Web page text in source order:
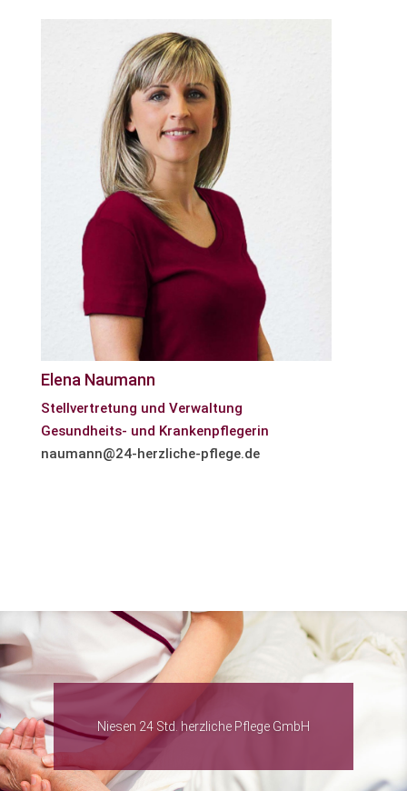
Elena Naumann
Stellvertretung und Verwaltung
Gesundheits- und Krankenpflegerin
naumann@24-herzliche-pflege.de
Niesen 24 Std. herzliche Pflege GmbH